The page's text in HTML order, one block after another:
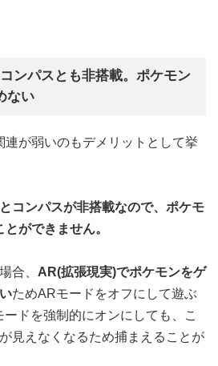
ンパスとも非搭載。ポケモン
ない
連が弱いのもデメリットとして挙
コンパスが非搭載なので、ポケモ
ができません。
合、 AR(拡張現実)でポケモンをゲ
ためARモードをオフにして遊ぶ
ドを強制的にオンにしても、こ
見えなくなるため捕まえることが